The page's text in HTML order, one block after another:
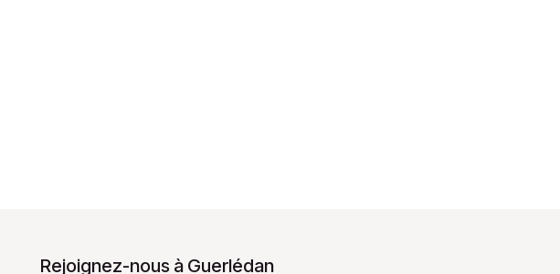
Rejoignez-nous à Guerlédan